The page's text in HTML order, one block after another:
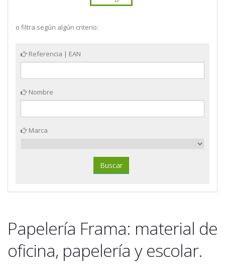
o filtra según algún criterio:
Referencia | EAN
Nombre
Marca
Papelería Frama: material de
oficina, papelería y escolar.